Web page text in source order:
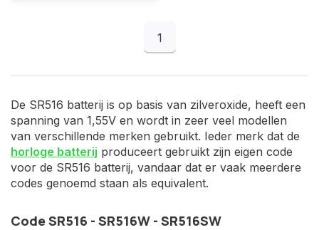
1
De SR516 batterij is op basis van zilveroxide, heeft een
spanning van 1,55V en wordt in zeer veel modellen
van verschillende merken gebruikt. Ieder merk dat de
horloge batterij produceert gebruikt zijn eigen code
voor de SR516 batterij, vandaar dat er vaak meerdere
codes genoemd staan als equivalent.
Code SR516 - SR516W - SR516SW